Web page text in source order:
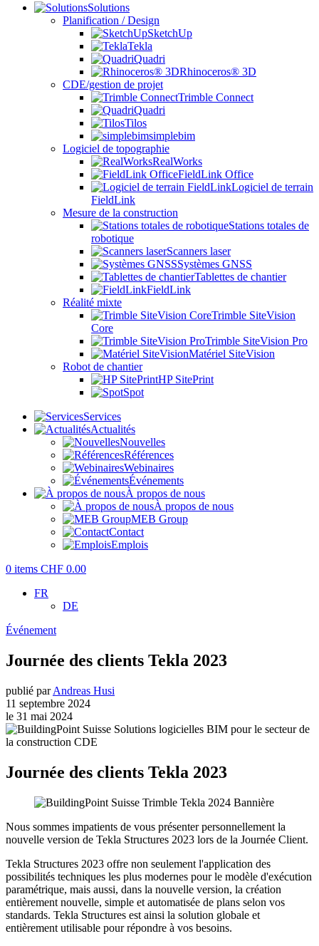
Solutions
Planification / Design
SketchUp
Tekla
Quadri
Rhinoceros® 3D
CDE/gestion de projet
Trimble Connect
Quadri
Tilos
simplebim
Logiciel de topographie
RealWorks
FieldLink Office
Logiciel de terrain
FieldLink
Mesure de la construction
Stations totales de
robotique
Scanners laser
Systèmes GNSS
Tablettes de chantier
FieldLink
Réalité mixte
Trimble SiteVision
Core
Trimble SiteVision Pro
Matériel SiteVision
Robot de chantier
HP SitePrint
Spot
Services
Actualités
Nouvelles
Références
Webinaires
Événements
À propos de nous
À propos de nous
MEB Group
Contact
Emplois
0 items CHF 0.00
FR
DE
Événement
Journée des clients Tekla 2023
publié par Andreas Husi
11 septembre 2024
le 31 mai 2024
Journée des clients Tekla 2023
Nous sommes impatients de vous présenter personnellement la
nouvelle version de Tekla Structures 2023 lors de la Journée Client.
Tekla Structures 2023 offre non seulement l'application des
possibilités techniques les plus modernes pour le modèle d'exécution
paramétrique, mais aussi, dans la nouvelle version, la création
entièrement nouvelle, simple et automatisée de plans selon vos
standards. Tekla Structures est ainsi la solution globale et
entièrement utilisable pour répondre à vos besoins.